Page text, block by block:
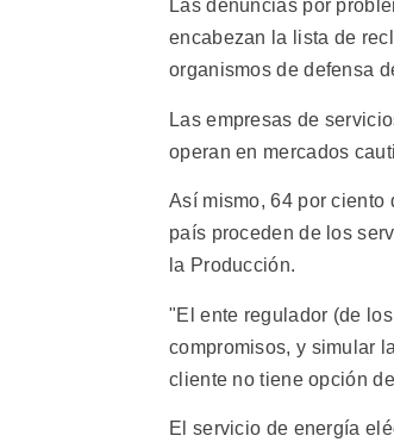
Las denuncias por
encabezan la lista de
organismos de defensa
Las empresas de
operan en mercados
Así mismo, 64 por ciento
país proceden de los
la Producción.
"El ente regulador (de
compromisos, y simular
cliente no tiene opción
El servicio de energía